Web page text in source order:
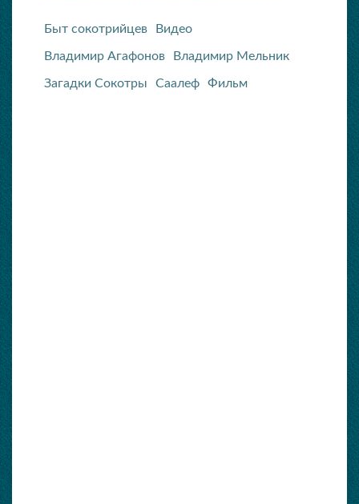
Быт сокотрийцев Видео
Владимир Агафонов Владимир Мельник
Загадки Сокотры Саалеф Фильм